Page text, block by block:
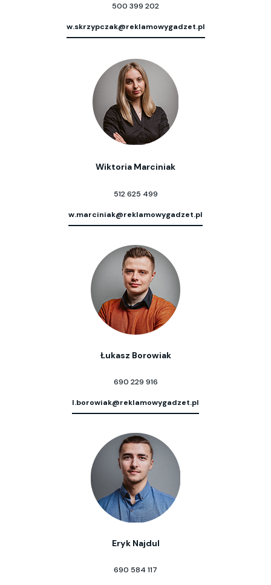
500 399 202
w.skrzypczak@reklamowygadzet.pl
Wiktoria Marciniak
512 625 499
w.marciniak@reklamowygadzet.pl
Łukasz Borowiak
690 229 916
l.borowiak@reklamowygadzet.pl
Eryk Najdul
690 584 117